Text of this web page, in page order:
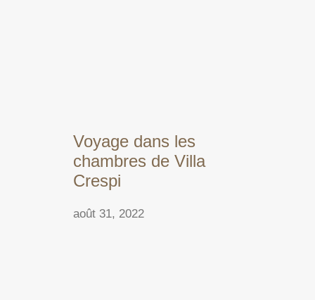
Voyage dans les
chambres de Villa
Crespi
août 31, 2022